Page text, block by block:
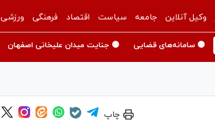
وکیل آنلاین جامعه سیاست اقتصاد فرهنگی ورزشی
🟡 سامانه‌های قضایی 🟡 جنایت میدان علیخانی اصفهان
چاپ